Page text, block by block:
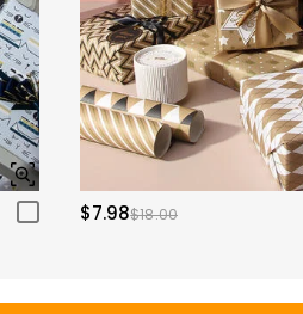
$7.98$18.00